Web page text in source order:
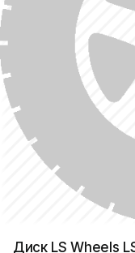
Диск LS Wheels